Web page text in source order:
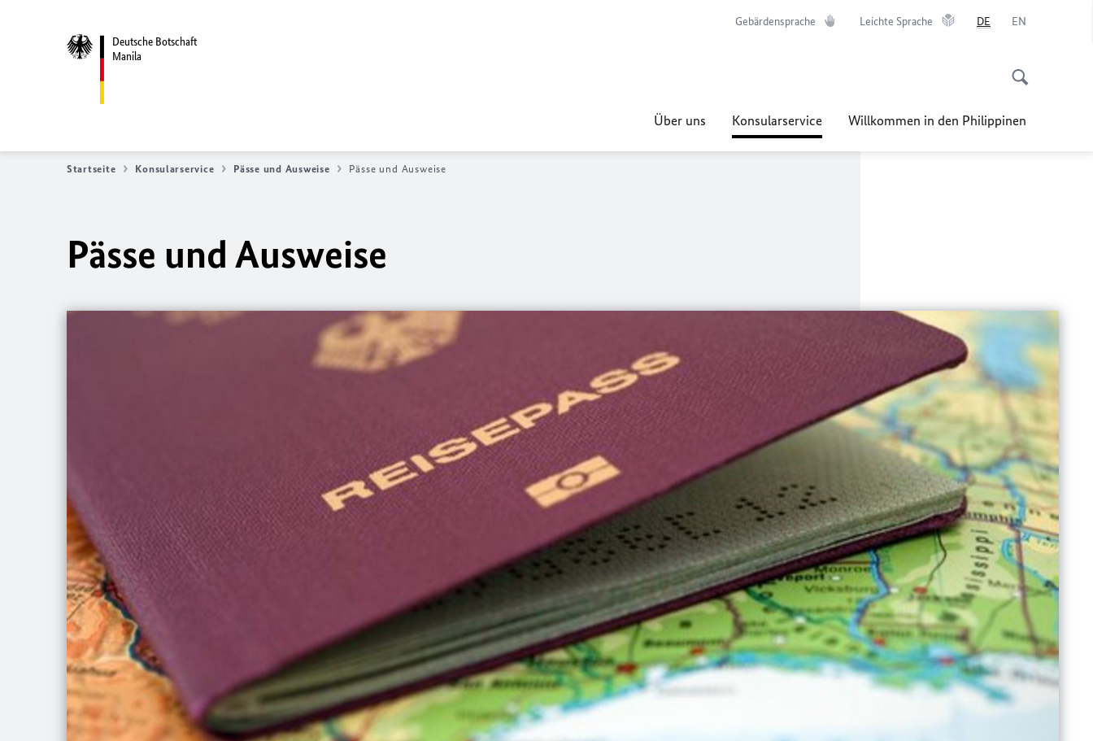
Deutsche Botschaft
Manila
Gebärdensprache Leichte Sprache DE EN
Über uns Konsularservice Willkommen in den Philippinen
Startseite Konsularservice Pässe und Ausweise Pässe und Ausweise
Pässe und Ausweise